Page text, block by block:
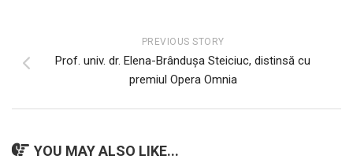
PREVIOUS STORY
Prof. univ. dr. Elena-Brândușa Steiciuc, distinsă cu
premiul Opera Omnia
YOU MAY ALSO LIKE...